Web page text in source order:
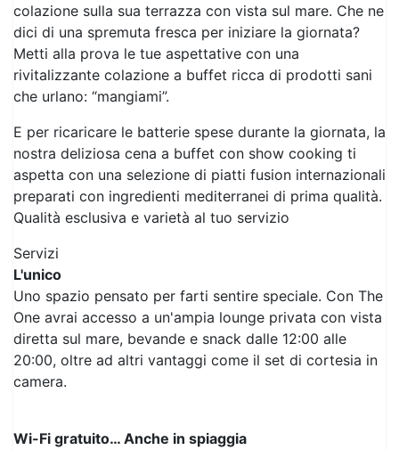
colazione sulla sua terrazza con vista sul mare. Che ne
dici di una spremuta fresca per iniziare la giornata?
Metti alla prova le tue aspettative con una
rivitalizzante colazione a buffet ricca di prodotti sani
che urlano: “mangiami”.
E per ricaricare le batterie spese durante la giornata, la
nostra deliziosa cena a buffet con show cooking ti
aspetta con una selezione di piatti fusion internazionali
preparati con ingredienti mediterranei di prima qualità.
Qualità esclusiva e varietà al tuo servizio
Servizi
L'unico
Uno spazio pensato per farti sentire speciale. Con The
One avrai accesso a un'ampia lounge privata con vista
diretta sul mare, bevande e snack dalle 12:00 alle
20:00, oltre ad altri vantaggi come il set di cortesia in
camera.
Wi-Fi gratuito… Anche in spiaggia